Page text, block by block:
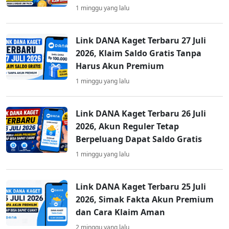
1 minggu yang lalu
Link DANA Kaget Terbaru 27 Juli
2026, Klaim Saldo Gratis Tanpa
Harus Akun Premium
1 minggu yang lalu
Link DANA Kaget Terbaru 26 Juli
2026, Akun Reguler Tetap
Berpeluang Dapat Saldo Gratis
1 minggu yang lalu
Link DANA Kaget Terbaru 25 Juli
2026, Simak Fakta Akun Premium
dan Cara Klaim Aman